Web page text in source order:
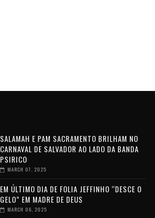
SALAMAH E PAM SACRAMENTO BRILHAM NO
CARNAVAL DE SALVADOR AO LADO DA BANDA
PSIRICO
MARCH 07, 2025
EM ÚLTIMO DIA DE FOLIA JEFFINHO “DESCE O
GELO” EM MADRE DE DEUS
MARCH 06, 2025